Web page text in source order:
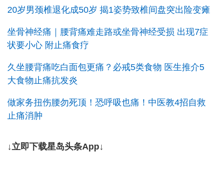
20岁男颈椎退化成50岁 揭1姿势致椎间盘突出险变瘫
坐骨神经痛｜腰背痛难走路或坐骨神经受损 出现7症
状要小心 附止痛食疗
久坐腰背痛吃白面包更痛？必戒5类食物 医生推介5
大食物止痛抗发炎
做家务扭伤腰勿死顶！恐呼吸也痛！中医教4招自救
止痛消肿
↓立即下载星岛头条App↓